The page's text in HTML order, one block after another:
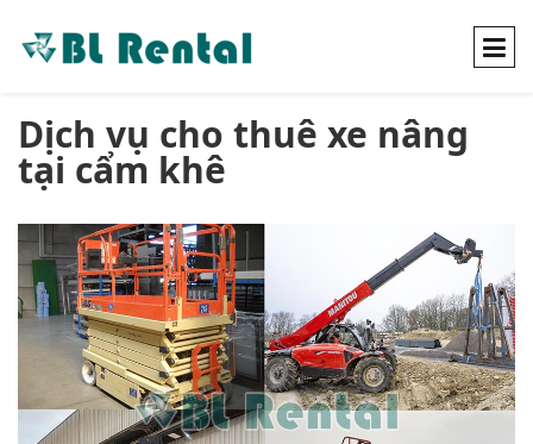
Dịch vụ cho thuê xe nâng
tại cẩm khê